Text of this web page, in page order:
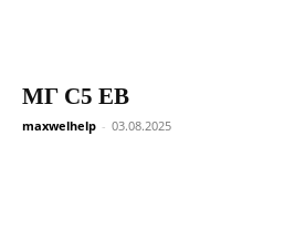
МГ С5 ЕВ
maxwelhelp - 03.08.2025